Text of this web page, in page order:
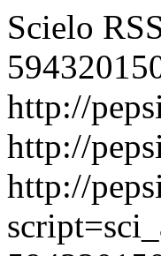
Scielo
http://
http://
http://